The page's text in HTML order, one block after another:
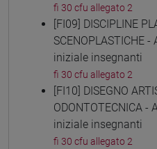
fi 30 cfu allegato 2
[FI09] DISCIPLINE
SCENOPLASTICHE
iniziale insegnanti
fi 30 cfu allegato 2
[FI10] DISEGNO
ODONTOTECNICA -
iniziale insegnanti
fi 30 cfu allegato 2